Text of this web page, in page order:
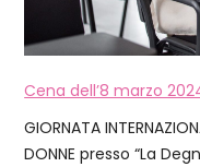
Cena dell’8 marzo
GIORNATA
DONNE presso “La